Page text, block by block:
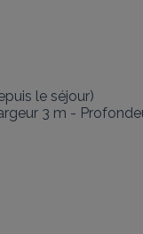
le séjour)
3 m -